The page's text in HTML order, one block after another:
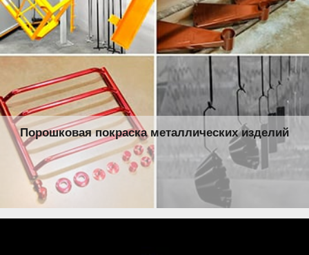
Порошковая покраска металлических изделий